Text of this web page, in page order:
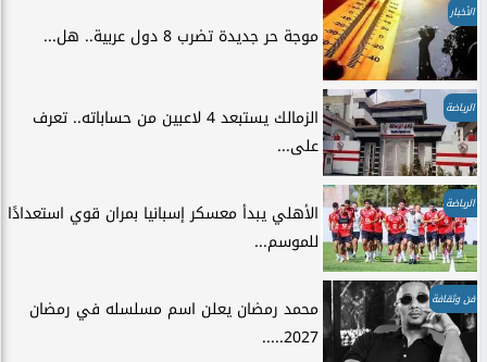
الأخبار
موجة حر جديدة تضرب 8 دول عربية.. هل...
الرياضة
الزمالك يستبعد 4 لاعبين من حساباته.. تعرف
على...
الرياضة
الأهلي يبدأ معسكر إسبانيا بمران قوي استعدادًا
للموسم...
فن وثقافة
محمد رمضان يعلن اسم مسلسله في رمضان
2027.....